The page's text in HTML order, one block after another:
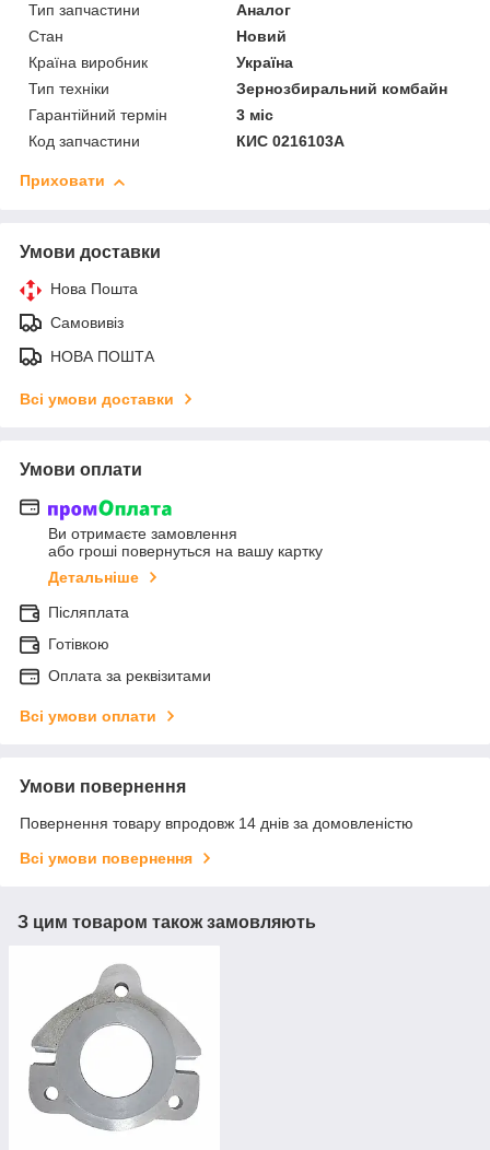
Тип запчастини
Аналог
Стан
Новий
Країна виробник
Україна
Тип техніки
Зернозбиральний комбайн
Гарантійний термін
3 міс
Код запчастини
КИС 0216103А
Приховати
Умови доставки
Нова Пошта
Самовивіз
НОВА ПОШТА
Всі умови доставки
Умови оплати
Ви отримаєте замовлення
або гроші повернуться на вашу картку
Детальніше
Післяплата
Готівкою
Оплата за реквізитами
Всі умови оплати
Умови повернення
Повернення товару впродовж 14 днів за домовленістю
Всі умови повернення
З цим товаром також замовляють